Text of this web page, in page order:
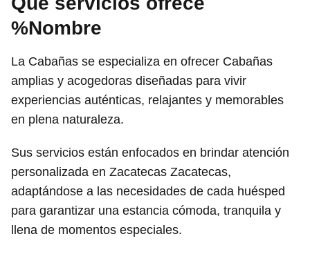
%Nombre
La Cabañas se especializa en ofrecer Cabañas
amplias y acogedoras diseñadas para vivir
experiencias auténticas, relajantes y memorables
en plena naturaleza.
Sus servicios están enfocados en brindar atención
personalizada en Zacatecas Zacatecas,
adaptándose a las necesidades de cada huésped
para garantizar una estancia cómoda, tranquila y
llena de momentos especiales.